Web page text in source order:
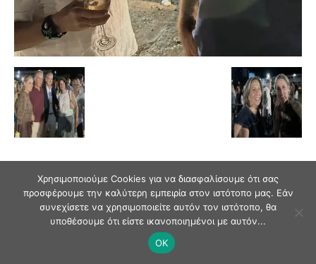
© Andriaki Press 2025
Χρησιμοποιούμε Cookies για να διασφαλίσουμε ότι σας
προσφέρουμε την καλύτερη εμπειρία στον ιστότοπο μας. Εάν
συνεχίσετε να χρησιμοποιείτε αυτόν τον ιστότοπο, θα
υποθέσουμε ότι είστε ικανοποιημένοι με αυτόν...
OK